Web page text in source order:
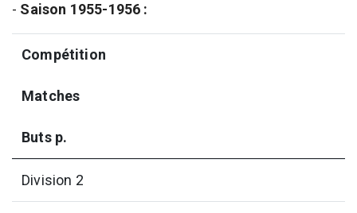
- Saison 1955-1956 :
Compétition
Matches
Buts p.
Division 2